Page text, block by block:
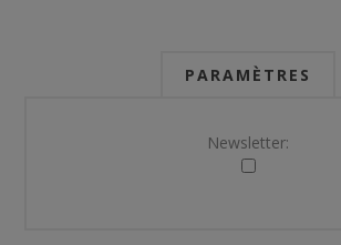
PARAMÈTRES
Newsletter: